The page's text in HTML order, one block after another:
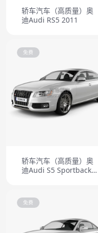
轿车汽车（高质量）奥
迪Audi RS5 2011
免费
轿车汽车（高质量）奥
迪Audi S5 Sportback
免费